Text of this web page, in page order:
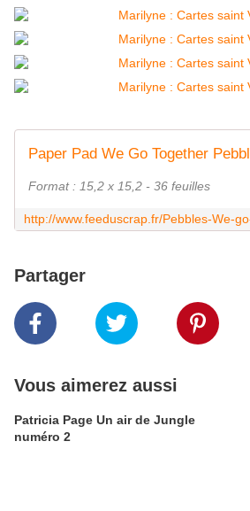
Paper Pad We Go Together
Format : 15,2 x 15,2 - 36 feuilles
Partager
Vous aimerez aussi
Patricia Page Un air de Jungle
numéro 2